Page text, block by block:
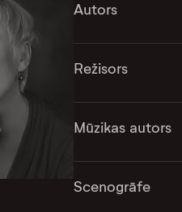
Autors
Režisors
Mūzikas autors
Scenogrāfe